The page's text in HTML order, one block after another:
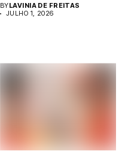
BYLAVINIA DE FREITAS
JULHO 1, 2026